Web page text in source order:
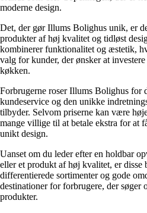
moderne design.
Det, der gør Illums Bolighus unik, er
produkter af høj kvalitet og tidløst
kombinerer funktionalitet og æstetik,
valg for kunder, der ønsker at
køkken.
Forbrugerne roser Illums Bolighus for
kundeservice og den unikke
tilbyder. Selvom priserne kan være
mange villige til at betale ekstra for at
unikt design.
Uanset om du leder efter en holdbar
eller et produkt af høj kvalitet, er disse
differentierede sortimenter og gode
destinationer for forbrugere, der søger
produkter.